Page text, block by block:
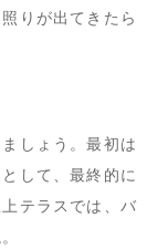
りが出てきたら
しょう。最初は
して、最終的に
テラスでは、バ